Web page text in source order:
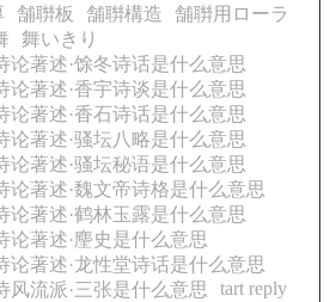
舗聨板 舗聨構造
舗聨用ローラ
舞いきり
论著述·馀冬诗话是什么意思
论著述·香宇诗谈是什么意思
论著述·香石诗话是什么意思
论著述·骚坛八略是什么意思
论著述·骚坛秘语是什么意思
论著述·魏文帝诗格是什么意思
论著述·鹤林玉露是什么意思
论著述·麈史是什么意思
论著述·龙性堂诗话是什么意思
风流派·三张是什么意思
tart reply